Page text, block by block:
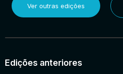
Ver outras edições
Edições anteriores